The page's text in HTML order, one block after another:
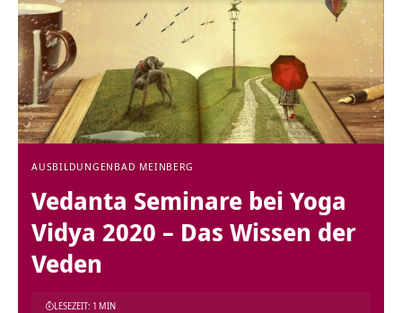
AUSBILDUNGEN BAD MEINBERG
Vedanta Seminare bei Yoga
Vidya 2020 – Das Wissen der
Veden
LESEZEIT: 1 MIN